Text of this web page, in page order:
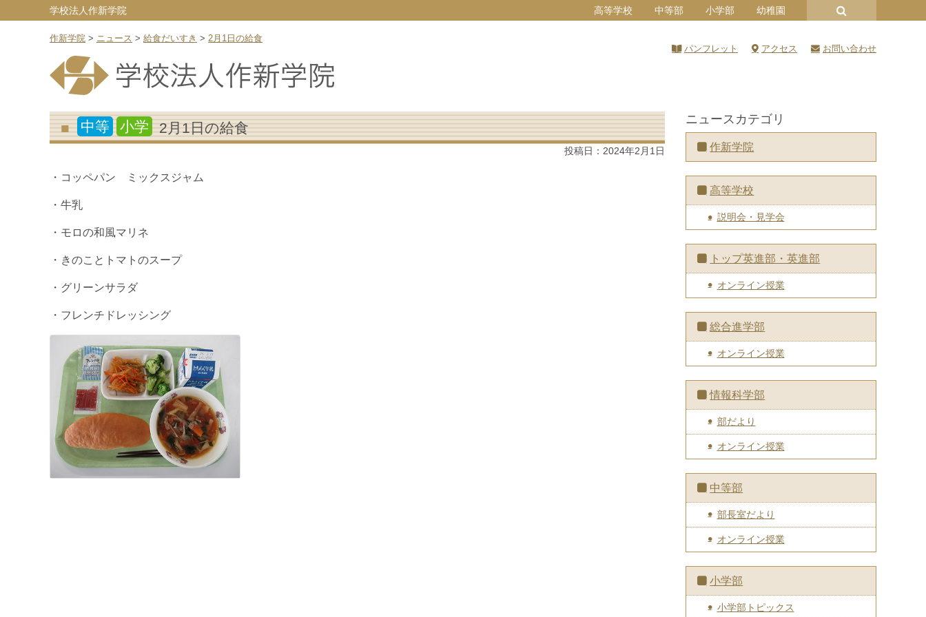
学校法人作新学院 高等学校 中等部 小学部 幼稚園
作新学院 > ニュース > 給食だいすき > 2月1日の給食
パンフレット
アクセス お問い合わせ
中等 小学 2月1日の給食
投稿日： 2024年2月1日
・コッペパン ミックスジャム
・牛乳
・モロの和風マリネ
・きのことトマトのスープ
・グリーンサラダ
・フレンチドレッシング
ニュースカテゴリ
作新学院
高等学校
説明会・見学会
トップ英進部・英進部
オンライン授業
総合進学部
オンライン授業
情報科学部
部だより
オンライン授業
中等部
部長室だより
オンライン授業
小学部
小学部トピックス